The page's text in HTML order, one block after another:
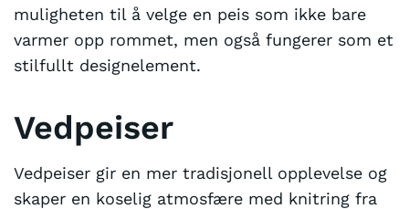
muligheten til å velge en peis som ikke bare
varmer opp rommet, men også fungerer som et
stilfullt designelement.
Vedpeiser
Vedpeiser gir en mer tradisjonell opplevelse og
skaper en koselig atmosfære med knitring fra